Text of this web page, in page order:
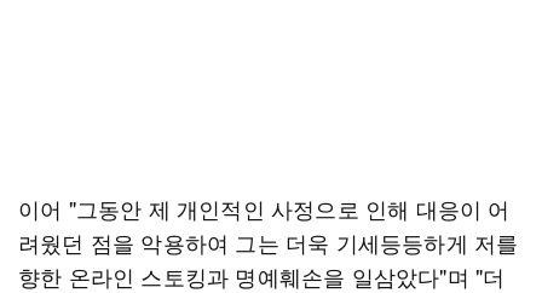
이어 "그동안 제 개인적인 사정으로 인해 대응이 어
려웠던 점을 악용하여 그는 더욱 기세등등하게 저를
향한 온라인 스토킹과 명예훼손을 일삼았다"며 "더